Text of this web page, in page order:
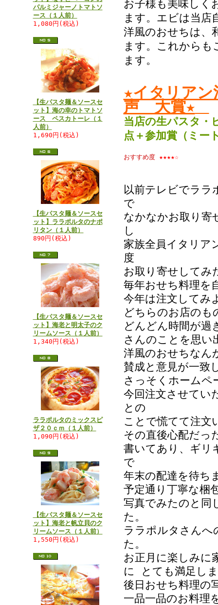
パルミジャーノトマトソ
ース（１人前）
1,080円(税込)
【生パスタ麺＆ソースセ
ット】海の幸のトマトソ
ース ペスカトーレ（１
人前）
1,690円(税込)
【生パスタ麺＆ソースセ
ット】ララポルタのナポ
リタン（１人前）
890円(税込)
【生パスタ麺＆ソースセ
ット】海老と明太子のク
リームソース（１人前）
1,340円(税込)
ララポルタのミックスピ
ザ２０ｃｍ（１人前）
1,090円(税込)
【生パスタ麺＆ソースセ
ット】海老と帆立貝のク
リームソース（１人前）
1,550円(税込)
お子様も美味しく
ます。エビは当店
洋風のおせちは、
ます。これからも
ます。
★イタリア
声 大賞★
当店の生パスタ・
点＋参加賞（ミー
おすすめ度 ★★★★☆
以前テレビでララ
で
なかなかお取り寄
し
家族全員イタリア
度
お取り寄せしてみ
毎年おせち料理を
今年は注文してみ
どちらのお店のも
どんどん時間が
さんのことを思い
洋風のおせちなん
賛成と意見が一致
さっそくホームペ
今回注文させて
との
ことで慌てて注文
その直後心配だっ
書いてあり、ギリ
で
年末の配達を待ち
予定通り丁寧な梱
写真でみたのと同
た。
ララポルタさんへ
た。
お正月に楽しみに
に とても満足し
後日おせち料理の
一品一品のお料理